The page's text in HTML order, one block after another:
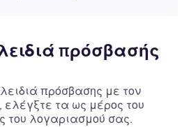
πρόσβασής
πρόσβασης με τον
τα ως μέρος του
του λογαριασμού σας.